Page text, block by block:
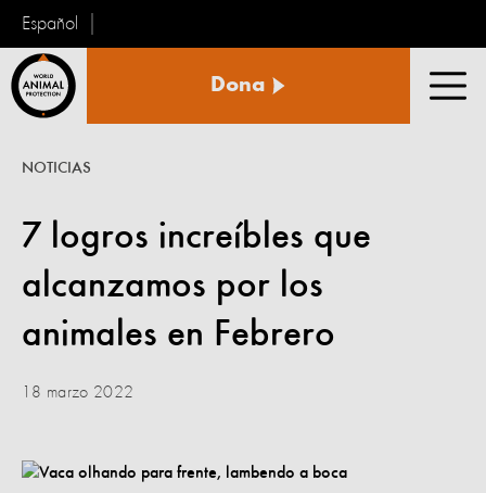
Español
Animal
Dona
7 logros increíbles que
alcanzamos por los
animales en Febrero
NOTICIAS
18 marzo 2022